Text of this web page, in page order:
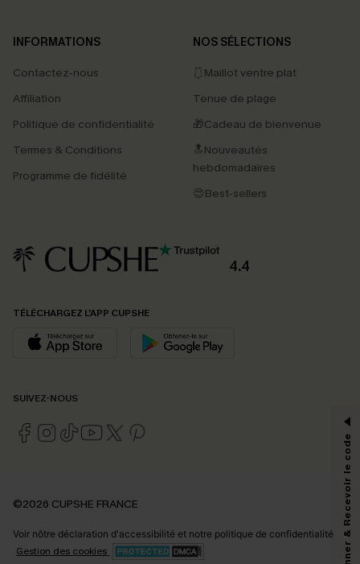
INFORMATIONS
Contactez-nous
Affiliation
Politique de confidentialité
Termes & Conditions
Programme de fidélité
NOS SÉLECTIONS
🩱Maillot ventre plat
Tenue de plage
🎁Cadeau de bienvenue
🔝Nouveautés
hebdomadaires
😍Best-sellers
4.4
TÉLÉCHARGEZ L’APP CUPSHE
SUIVEZ-NOUS
©2026 CUPSHE FRANCE
Voir nôtre déclaration d'accessibilité et notre politique de confidentialité.
Gestion des cookies
*Un code par commande, valable une seule fois.
marketing (y compris du contenu généré par l'IA) de Cupshe et
pouvons utiliser les données collectées sur notre site ainsi que des
technologies de suivi, telles que des pixels intégrés à nos e-mails, afin de
S'abonner & Recevoir le code